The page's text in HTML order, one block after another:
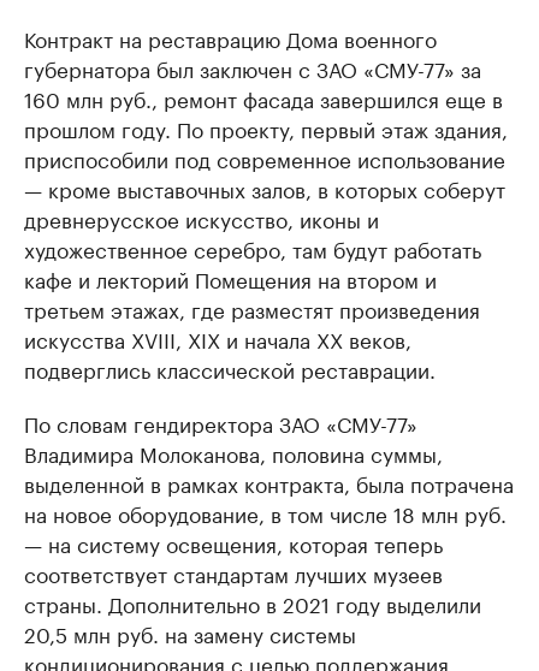
Контракт на реставрацию Дома военного
губернатора был заключен с ЗАО «СМУ-77» за
160 млн руб., ремонт фасада завершился еще в
прошлом году. По проекту, первый этаж здания,
приспособили под современное использование
— кроме выставочных залов, в которых соберут
древнерусское искусство, иконы и
художественное серебро, там будут работать
кафе и лекторий Помещения на втором и
третьем этажах, где разместят произведения
искусства XVIII, XIX и начала XX веков,
подверглись классической реставрации.
По словам гендиректора ЗАО «СМУ-77»
Владимира Молоканова, половина суммы,
выделенной в рамках контракта, была потрачена
на новое оборудование, в том числе 18 млн руб.
— на систему освещения, которая теперь
соответствует стандартам лучших музеев
страны. Дополнительно в 2021 году выделили
20,5 млн руб. на замену системы
кондиционирования с целью поддержания